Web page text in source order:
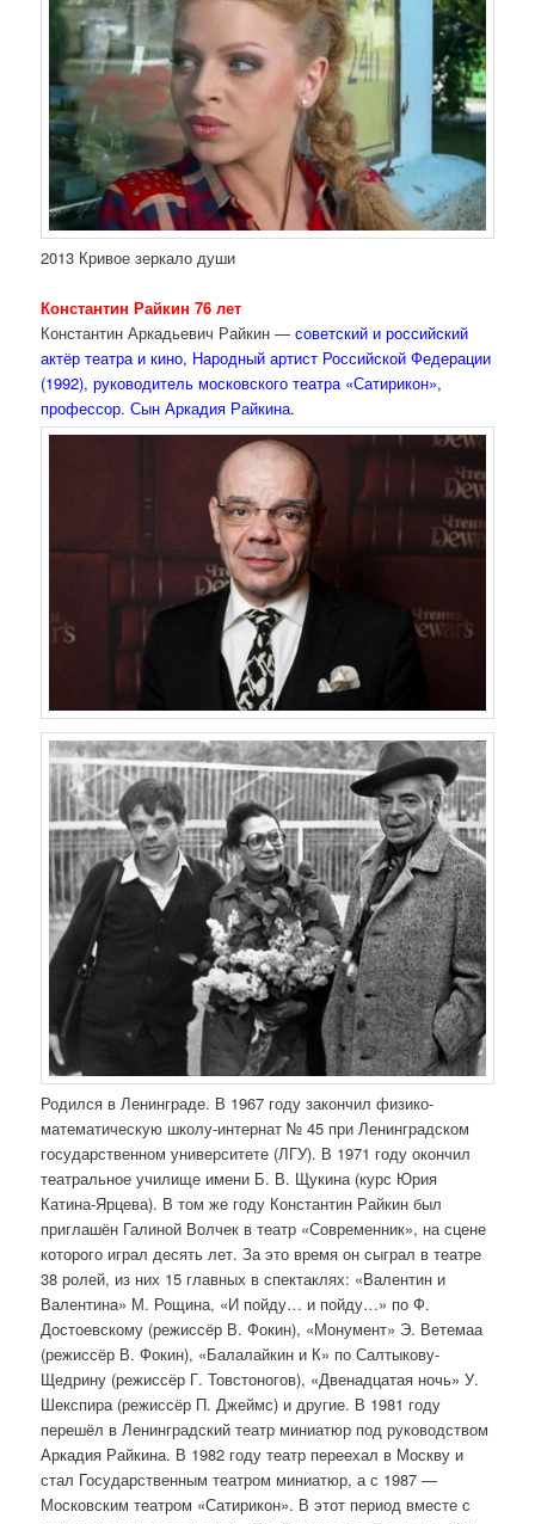
2013 Кривое зеркало души
Константин Райкин 76 лет
Константин Аркадьевич Райкин —советский и российский
актёр театра и кино, Народный артист Российской Федерации
(1992), руководитель московского театра «Сатирикон»,
профессор. Сын Аркадия Райкина.
Родился в Ленинграде. В 1967 году закончил физико-
математическую школу-интернат № 45 при Ленинградском
государственном университете (ЛГУ). В 1971 году окончил
театральное училище имени Б. В. Щукина (курс Юрия
Катина-Ярцева). В том же году Константин Райкин был
приглашён Галиной Волчек в театр «Современник», на сцене
которого играл десять лет. За это время он сыграл в театре
38 ролей, из них 15 главных в спектаклях: «Валентин и
Валентина» М. Рощина, «И пойду… и пойду…» по Ф.
Достоевскому (режиссёр В. Фокин), «Монумент» Э. Ветемаа
(режиссёр В. Фокин), «Балалайкин и К» по Салтыкову-
Щедрину (режиссёр Г. Товстоногов), «Двенадцатая ночь» У.
Шекспира (режиссёр П. Джеймс) и другие. В 1981 году
перешёл в Ленинградский театр миниатюр под руководством
Аркадия Райкина. В 1982 году театр переехал в Москву и
стал Государственным театром миниатюр, а с 1987 —
Московским театром «Сатирикон». В этот период вместе с